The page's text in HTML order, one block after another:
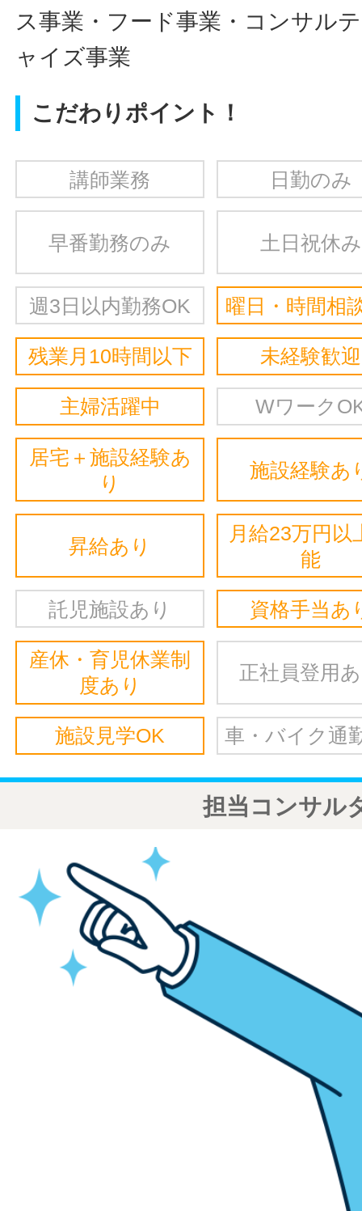
ス事業・フード事業・コンサル
ャイズ事業
こだわりポイント！
講師業務 日勤のみ
早番勤務のみ 土日祝休み
週3日以内勤務OK 曜日・時間相
残業月10時間以下 未経験歓迎
主婦活躍中 Wワーク
居宅＋施設経験あ
り
施設経験あ
昇給あり
月給23万円以
能
託児施設あり 資格手当あ
産休・育児休業制
度あり
正社員登用
施設見学OK 車・バイク通
担当コンサル